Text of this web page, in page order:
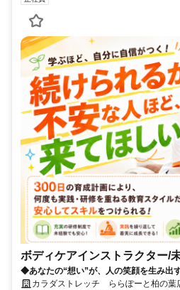
ボディケアインストラクター/
◆あなたの“想い”が、人の笑顔を生み出
有 カラダストレッチ ららぽーと柏の葉